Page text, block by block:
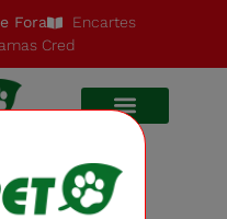
Fora
Encartes
Cred